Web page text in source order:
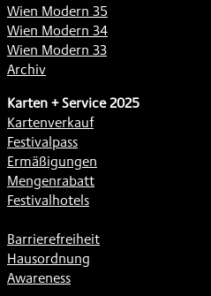
Wien Modern 35
Wien Modern 34
Wien Modern 33
Archiv
Karten + Service 2025
Kartenverkauf
Festivalpass
Ermäßigungen
Mengenrabatt
Festivalhotels
Barrierefreiheit
Hausordnung
Awareness